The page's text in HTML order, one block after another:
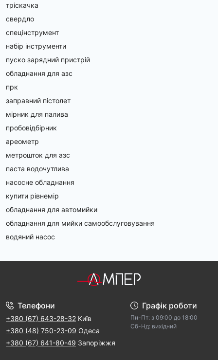
тріскачка
свердло
спецінструмент
набір інструменти
пуско зарядний пристрій
обладнання для азс
прк
заправний пістолет
мірник для палива
пробовідбірник
ареометр
метрошток для азс
паста водочутлива
насосне обладнання
купити рівнемір
обладнання для автомийки
обладнання для мийки самообслуговування
водяний насос
Телефони
+380 (67) 643-28-32 Київ
+380 (48) 750-23-09 Одеса
+380 (67) 641-80-49 Запоріжжя
Графік роботи
Пн-Пт: з 09:00 дo 18:00
Cб-Hд: виxідний